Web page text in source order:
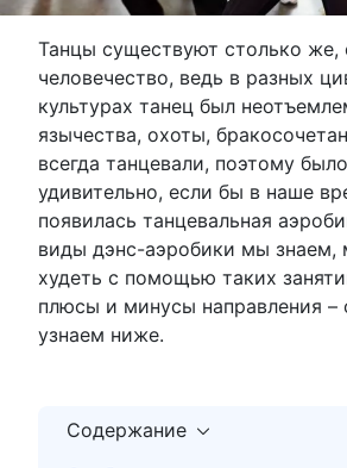
Танцы существуют столько же,
человечество, ведь в разных
культурах танец был
язычества, охоты,
всегда танцевали, поэтому
удивительно, если бы в наше
появилась танцевальная
виды дэнс-аэробики мы знаем,
худеть с помощью таких
плюсы и минусы направления –
узнаем ниже.
Содержание